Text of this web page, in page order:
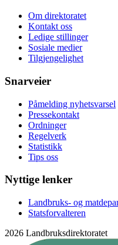
Om direktoratet
Kontakt oss
Ledige stillinger
Sosiale medier
Tilgjengelighet
Snarveier
Påmelding nyhetsvarsel
Pressekontakt
Ordninger
Regelverk
Statistikk
Tips oss
Nyttige lenker
Landbruks- og
Statsforvalteren
2026 Landbruksdirektoratet